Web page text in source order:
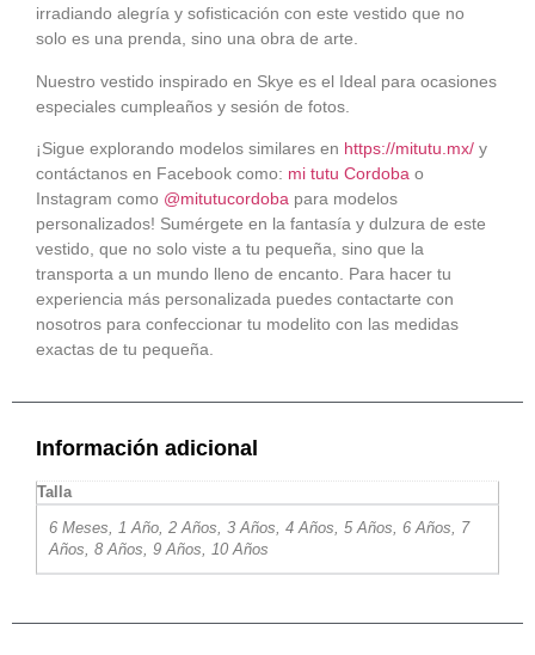
irradiando alegría y sofisticación con este vestido que no
solo es una prenda, sino una obra de arte.
Nuestro vestido inspirado en Skye es el Ideal para ocasiones
especiales cumpleaños y sesión de fotos.
¡Sigue explorando modelos similares en https://mitutu.mx/ y
contáctanos en Facebook como: mi tutu Cordoba o
Instagram como @mitutucordoba para modelos
personalizados! Sumérgete en la fantasía y dulzura de este
vestido, que no solo viste a tu pequeña, sino que la
transporta a un mundo lleno de encanto. Para hacer tu
experiencia más personalizada puedes contactarte con
nosotros para confeccionar tu modelito con las medidas
exactas de tu pequeña.
Información adicional
Talla
6 Meses, 1 Año, 2 Años, 3 Años, 4 Años, 5 Años, 6 Años, 7
Años, 8 Años, 9 Años, 10 Años